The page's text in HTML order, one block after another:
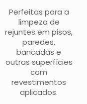
Perfeitas para a
limpeza de
rejuntes em pisos,
paredes,
bancadas e
outras superfícies
com
revestimentos
aplicados.